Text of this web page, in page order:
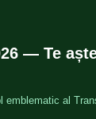
— Te
emblematic al